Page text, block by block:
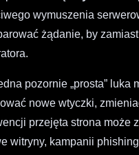
wymuszenia
żądanie, by
pozornie „prosta”
nowe wtyczki,
przejęta strona może
witryny, kampanii